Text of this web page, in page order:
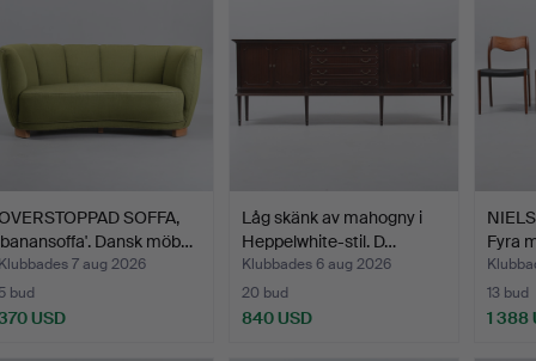
SOFFA,
Dansk möb…
7 aug 2026
bud
USD
Låg skänk av mahogny i
Heppelwhite-stil. D…
Klubbades 6 aug 2026
20 bud
840 USD
Fyra
13 bud
1 388